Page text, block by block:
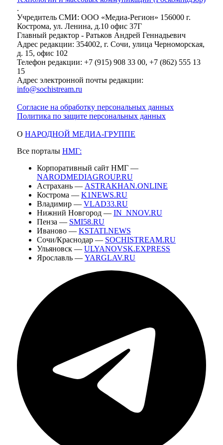
.
Учредитель СМИ: ООО «Медиа-Регион» 156000 г.
Кострома, ул. Ленина, д.10 офис 37Г
Главный редактор - Ратьков Андрей Геннадьевич
Адрес редакции: 354002, г. Сочи, улица Черноморская,
д. 15, офис 102
Телефон редакции: +7 (915) 908 33 00, +7 (862) 555 13
15
Адрес электронной почты редакции:
info@sochistream.ru
Согласие на обработку персональных данных
Политика по защите персональных данных
О НАРОДНОЙ МЕДИА-ГРУППЕ
Все порталы НМГ:
Корпоративный сайт НМГ —
NARODMEDIAGROUP.RU
Астрахань — ASTRAKHAN.ONLINE
Кострома — K1NEWS.RU
Владимир — VLAD33.RU
Нижний Новгород — IN_NNOV.RU
Пенза — SMI58.RU
Иваново — KSTATI.NEWS
Сочи/Краснодар — SOCHISTREAM.RU
Ульяновск — ULYANOVSK.EXPRESS
Ярославль — YARGLAV.RU